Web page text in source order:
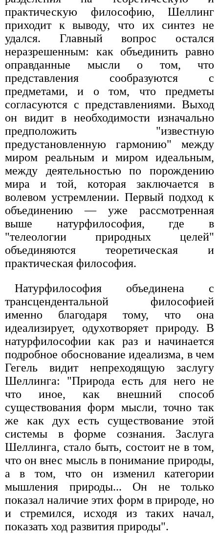
практическую философию, Шеллинг
приходит к выводу, что их синтез не
удался. Главный вопрос остался
неразрешенным: как объединить равно
оправданные мысли о том, что
представления сообразуются с
предметами, и о том, что предметы
согласуются с представлениями. Выход
он видит в необходимости изначально
предположить "известную
предустановленную гармонию" между
миром реальным и миром идеальным,
между деятельностью по порождению
мира и той, которая заключается в
волевом устремлении. Первый подход к
объединению — уже рассмотренная
выше натурфилософия, где в
"телеологии природных целей"
объединяются теоретическая и
практическая философия.
Натурфилософия объединена с
трансцендентальной философией
именно благодаря тому, что она
идеализирует, одухотворяет природу. В
натурфилософии как раз и начинается
подробное обоснование идеализма, в чем
Гегель видит непреходящую заслугу
Шеллинга: "Природа есть для него не
что иное, как внешний способ
существования форм мысли, точно так
же как дух есть существование этой
системы в форме сознания. Заслуга
Шеллинга, стало быть, состоит не в том,
что он внес мысль в понимание природы,
а в том, что он изменил категории
мышления природы... Он не только
показал наличие этих форм в природе, но
и стремился, исходя из таких начал,
показать ход развития природы".